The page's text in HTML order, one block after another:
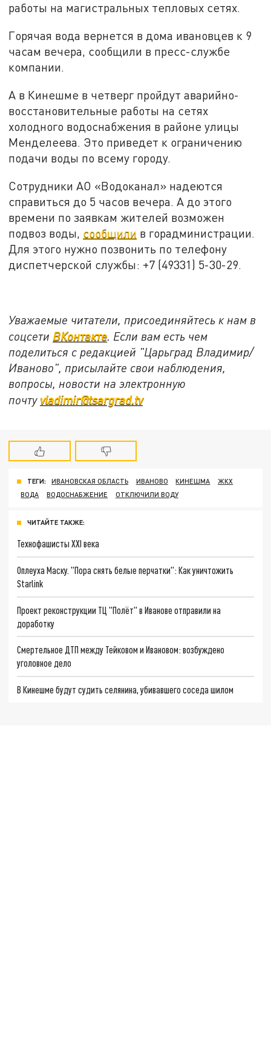
работы на магистральных тепловых сетях.
Горячая вода вернется в дома ивановцев к 9
часам вечера, сообщили в пресс-службе
компании.
А в Кинешме в четверг пройдут аварийно-
восстановительные работы на сетях
холодного водоснабжения в районе улицы
Менделеева. Это приведет к ограничению
подачи воды по всему городу.
Сотрудники АО «Водоканал» надеются
справиться до 5 часов вечера. А до этого
времени по заявкам жителей возможен
подвоз воды, сообщили в горадминистрации.
Для этого нужно позвонить по телефону
диспетчерской службы: +7 (49331) 5-30-29.
Уважаемые читатели, присоединяйтесь к нам в
соцсети ВКонтакте. Если вам есть чем
поделиться с редакцией "Царьград Владимир/
Иваново", присылайте свои наблюдения,
вопросы, новости на электронную
почту vladimir@tsargrad.tv
ТЕГИ: ИВАНОВСКАЯ ОБЛАСТЬ ИВАНОВО КИНЕШМА
ЖКХ
ВОДА
ВОДОСНАБЖЕНИЕ ОТКЛЮЧИЛИ ВОДУ
ЧИТАЙТЕ ТАКЖЕ:
Технофашисты XXI века
Оплеуха Маску. "Пора снять белые перчатки": Как уничтожить
Starlink
Проект реконструкции ТЦ "Полёт" в Иванове отправили на
доработку
Смертельное ДТП между Тейковом и Ивановом: возбуждено
уголовное дело
В Кинешме будут судить селянина, убивавшего соседа шилом